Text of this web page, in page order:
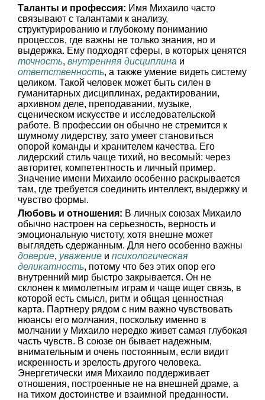
Таланты и профессия: Имя Михаило часто
связывают с талантами к анализу,
структурированию и глубокому пониманию
процессов, где важны не только знания, но и
выдержка. Ему подходят сферы, в которых ценятся
точность, внутренняя дисциплина и
ответственность, а также умение видеть систему
целиком. Такой человек может быть силен в
гуманитарных дисциплинах, редактировании,
архивном деле, преподавании, музыке,
сценическом искусстве и исследовательской
работе. В профессии он обычно не стремится к
шумному лидерству, зато умеет становиться
опорой команды и хранителем качества. Его
лидерский стиль чаще тихий, но весомый: через
авторитет, компетентность и личный пример.
Значение имени Михаило особенно раскрывается
там, где требуется соединить интеллект, выдержку и
чувство формы.
Любовь и отношения: В личных союзах Михаило
обычно настроен на серьезность, верность и
эмоциональную чистоту, хотя внешне может
выглядеть сдержанным. Для него особенно важны
доверие, уважение и психологическая
деликатность, потому что без этих опор его
внутренний мир быстро закрывается. Он не
склонен к мимолетным играм и чаще ищет связь, в
которой есть смысл, ритм и общая ценностная
карта. Партнеру рядом с ним важно чувствовать
нюансы его молчания, поскольку именно в
молчании у Михаило нередко живет самая глубокая
часть чувств. В союзе он бывает надежным,
внимательным и очень постоянным, если видит
искренность и зрелость другого человека.
Энергетически имя Михаило поддерживает
отношения, построенные не на внешней драме, а
на тихом достоинстве и взаимной преданности.